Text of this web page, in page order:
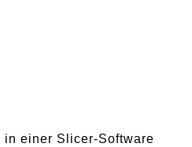
in einer Slicer-Software